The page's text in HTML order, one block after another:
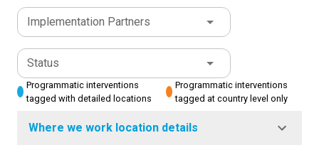
Implementation Partners
Status
Programmatic interventions
tagged with detailed locations
Programmatic interventions
tagged at country level only
Where we work location details